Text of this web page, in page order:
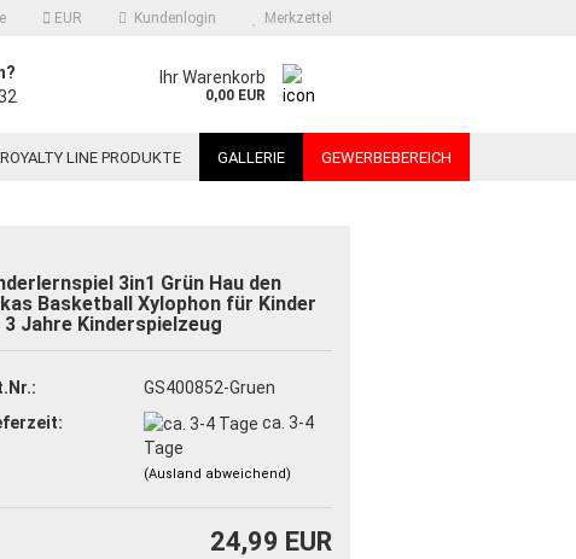
EUR Kundenlogin Merkzettel
Ihr Warenkorb
0,00 EUR
ROYALTY LINE PRODUKTE GALLERIE GEWERBEBEREICH
3in1 Grün Hau den
Basketball Xylophon für Kinder
3 Jahre Kinderspielzeug
GS400852-Gruen
ca. 3-4
Tage
(Ausland abweichend)
24,99 EUR